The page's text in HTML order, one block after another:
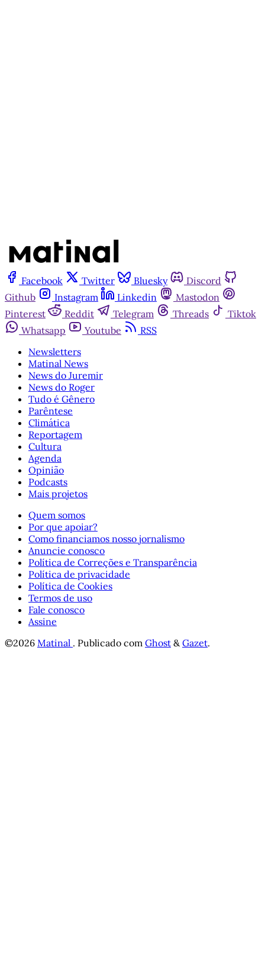
Facebook Twitter Bluesky
Discord
Github
Instagram Linkedin
Mastodon
Pinterest
Reddit Telegram Threads
Tiktok
Whatsapp
Youtube
RSS
Newsletters
Matinal News
News do Juremir
News do Roger
Tudo é Gênero
Parêntese
Climática
Reportagem
Cultura
Agenda
Opinião
Podcasts
Mais projetos
Quem somos
Por que apoiar?
Como financiamos nosso jornalismo
Anuncie conosco
Política de Correções e Transparência
Política de privacidade
Política de Cookies
Termos de uso
Fale conosco
Assine
©2026 Matinal . Publicado com Ghost &Gazet.